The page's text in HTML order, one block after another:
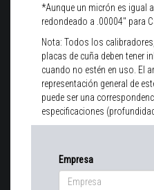
*Aunque un micrón es igual
redondeado a .00004" para
Nota: Todos los
placas de cuña deben tener
cuando no estén en uso. El
representación general de
puede ser una
especificaciones
Empresa